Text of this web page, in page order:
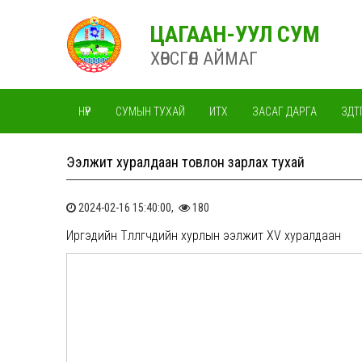
ЦАГААН-УУЛ СУМ
ХӨВСГӨЛ АЙМАГ
НҮҮР СУМЫН ТУХАЙ ИТХ ЗАСАГ ДАРГА
Ээлжит хуралдаан товлон зарлах тухай
2024-02-16 15:40:00, 180
Иргэдийн Төлөөлөгчдийн хурлын ээлжит XV хуралдаан